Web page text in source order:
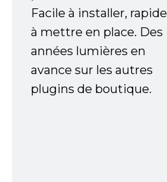
Facile à installer, rapide
à mettre en place. Des
années lumières en
avance sur les autres
plugins de boutique.